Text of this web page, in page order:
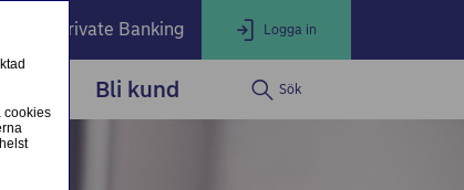
Private Banking Logga in
IN
Bli kund Sök
cookies